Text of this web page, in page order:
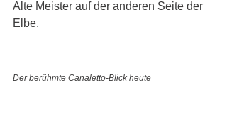
Alte Meister auf der anderen Seite der
Elbe.
Der berühmte Canaletto-Blick heute